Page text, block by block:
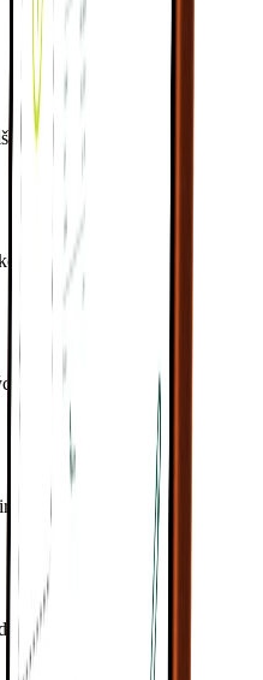
měnách
hotovostních plateb
soukromou hotovostí
výdajů
nebo fakturace